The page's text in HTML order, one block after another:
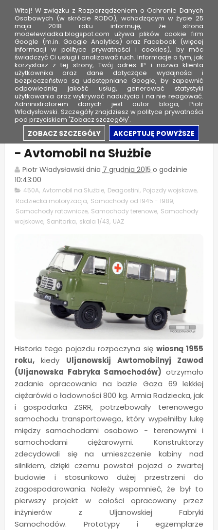
a
UAZ 450A wojskowa sanitarka
- Avtomobil na Służbie
Piotr Władysławski dnia 7 grudnia 2015 o godzinie
10:43:00
450A, Avtomobil na Służbie, Deagostini, Pojazdy wojskowe,
Radziecka motoryzacja, Samochody od 1945 - 1989,
Samochody ratownicze, Samochody terenowe, Samochody
wojskowe, Sanitarka, skala 1/43, UAZ
Historia tego pojazdu rozpoczyna się wiosną 1955
roku,kiedy Uljanowskij Awtomobilnyj Zawod
(Uljanowska Fabryka Samochodów) otrzymało
zadanie opracowania na bazie Gaza 69 lekkiej
ciężarówki o ładowności 800 kg. Armia Radziecka, jak
i gospodarka ZSRR, potrzebowały terenowego
samochodu transportowego, który wypełniłby lukę
między samochodami osobowo - terenowymi i
samochodami ciężarowymi. Konstruktorzy
zdecydowali się na umieszczenie kabiny nad
silnikiem, dzięki czemu powstał pojazd o zwartej
budowie i stosunkowo dużej przestrzeni do
zagospodarowania. Należy wspomnieć, że był to
pierwszy projekt w całości opracowany przez
inżynierów z Uljanowskiej Fabryki
Samochodów. Prototypy i egzemplarze
Witaj! W związku z Rozporządzeniem o Ochronie Danych
Osobowych (w skrócie RODO), wchodzącym w życie 25
maja 2018 roku informuję, że strona
modelewladka.blogspot.com używa plików cookie firm
Google (m.in. Google Analytics) oraz Facebook (więcej
informacji w polityce prywatności i cookies), by móc
świadczyć Ci usługi i analizować ruch. Informacje o tym, jak
korzystasz z tej strony, Twój adres IP i nazwa klienta
użytkownika oraz dane dotyczące wydajności i
bezpieczeństwa są udostępniane Google, by zapewnić
odpowiednią jakość usług, generować statystyki
użytkowania oraz wykrywać nadużycia i na nie reagować.
Administratorem danych jest autor bloga, Piotr
Władysławski. Szczegóły znajdziesz w polityce prywatności
pod przyciskiem 'Zobacz szczegóły'.
ZOBACZ SZCZEGÓŁY AKCEPTUJĘ POWYŻSZE